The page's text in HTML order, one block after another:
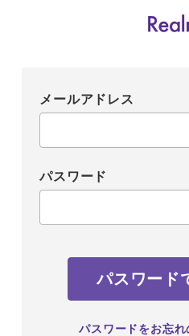
メールアドレス
パスワード
パスワード
パスワードをお忘れ